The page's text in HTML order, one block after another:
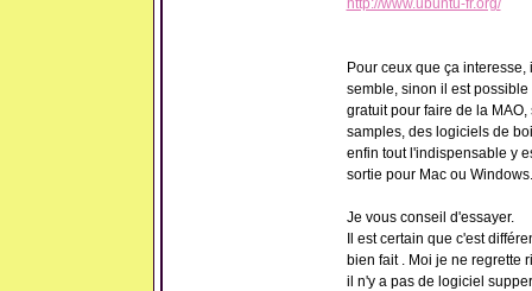
http://www.ubuntu-fr.org/
Pour ceux que ça
semble, sinon il est
gratuit pour faire de la
samples, des logiciels de
enfin tout l'indispensable y
sortie pour Mac ou Windows.
Je vous conseil d'essayer.
Il est certain que c'est
bien fait . Moi je ne regrette
il n'y a pas de logiciel